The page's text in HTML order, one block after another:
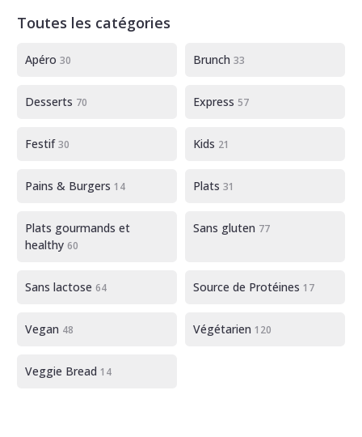
Toutes les catégories
Apéro 30 Brunch 33
Desserts 70 Express 57
Festif30 Kids 21
Pains & Burgers 14 Plats 31
Plats gourmands et
healthy 60
Sans gluten 77
Sans lactose 64 Source de Protéines 17
Vegan 48 Végétarien 120
Veggie Bread 14